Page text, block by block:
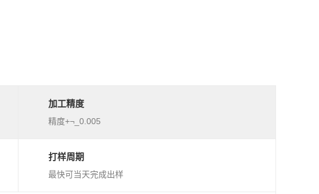
加工精度
精度+¬_0.005
打样周期
最快可当天完成出样